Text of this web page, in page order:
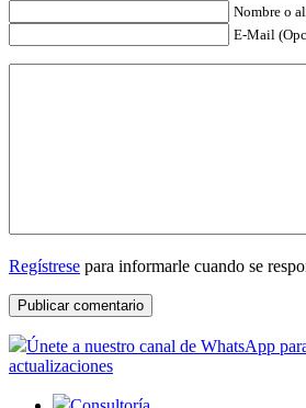
Nombre o
E-Mail
Regístrese para informarle cuando se
Únete a nuestro canal de WhatsApp
actualizaciones